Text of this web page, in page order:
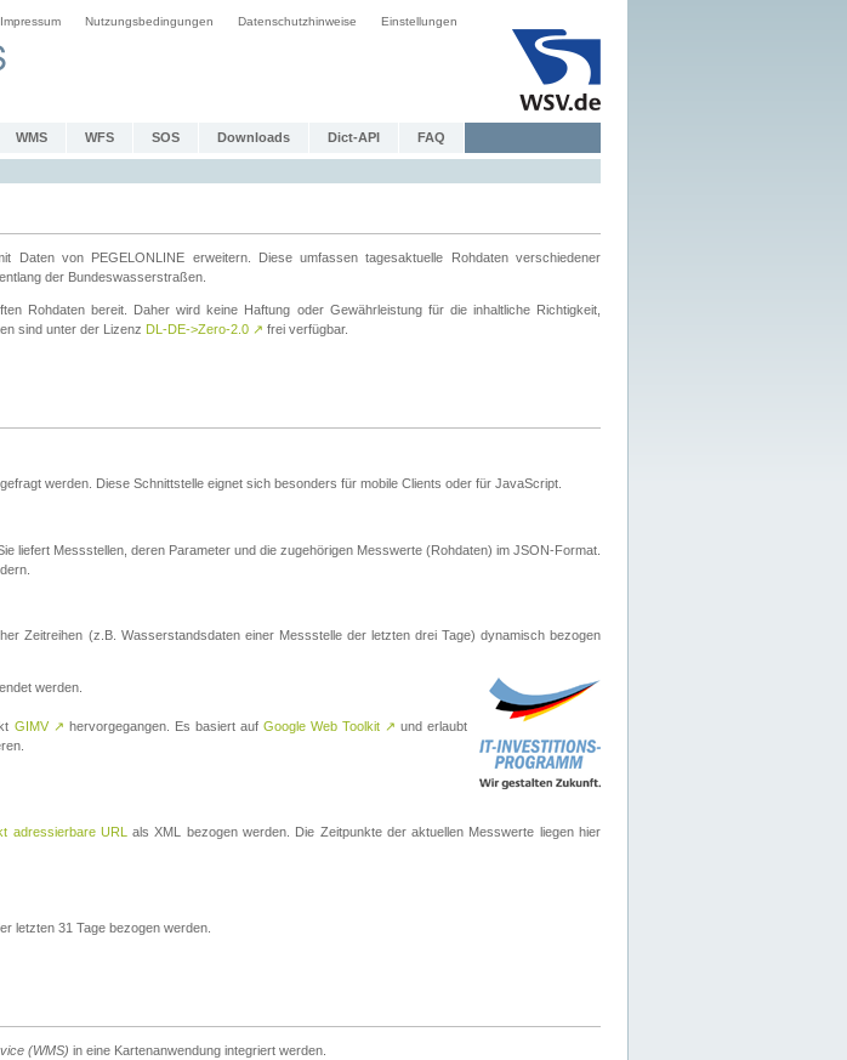
Impressum Nutzungsbedingungen Datenschutzhinweise Einstellungen
WMS WFS SOS Downloads Dict-API FAQ
Daten von PEGELONLINE erweitern. Diese umfassen tagesaktuelle Rohdaten verschiedener
der Bundeswasserstraßen.
Rohdaten bereit. Daher wird keine Haftung oder Gewährleistung für die inhaltliche Richtigkeit,
sind unter der Lizenz DL-DE->Zero-2.0 ↗ frei verfügbar.
werden. Diese Schnittstelle eignet sich besonders für mobile Clients oder für JavaScript.
liefert Messstellen, deren Parameter und die zugehörigen Messwerte (Rohdaten) im JSON-Format.
Zeitreihen (z.B. Wasserstandsdaten einer Messstelle der letzten drei Tage) dynamisch bezogen
werden.
GIMV ↗ hervorgegangen. Es basiert auf Google Web Toolkit ↗ und erlaubt
adressierbare URL
als XML bezogen werden. Die Zeitpunkte der aktuellen Messwerte liegen hier
letzten 31 Tage bezogen werden.
(WMS) in eine Kartenanwendung integriert werden.